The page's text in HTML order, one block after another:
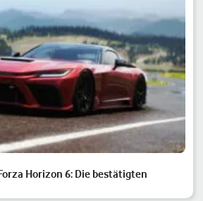
Horizon 6: Die bestätigten